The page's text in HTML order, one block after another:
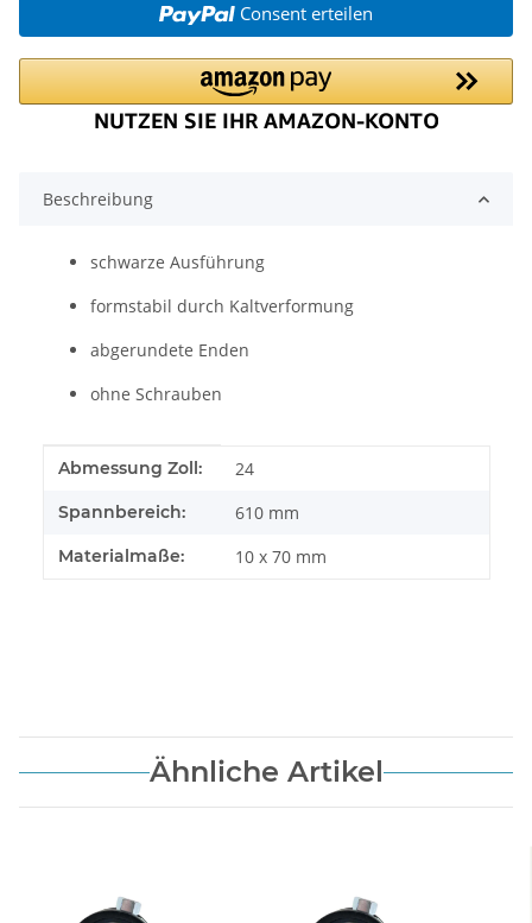
Consent erteilen
Beschreibung
schwarze Ausführung
formstabil durch Kaltverformung
abgerundete Enden
ohne Schrauben
Produkteigenschaft
Wert
Abmessung Zoll: 24
Spannbereich: 610 mm
Materialmaße: 10 x 70 mm
Ähnliche Artikel